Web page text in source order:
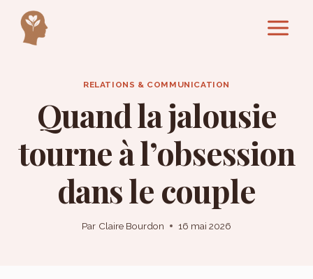
contenu
RELATIONS & COMMUNICATION
Quand la jalousie
tourne à l’obsession
dans le couple
Par Claire Bourdon 16 mai 2026